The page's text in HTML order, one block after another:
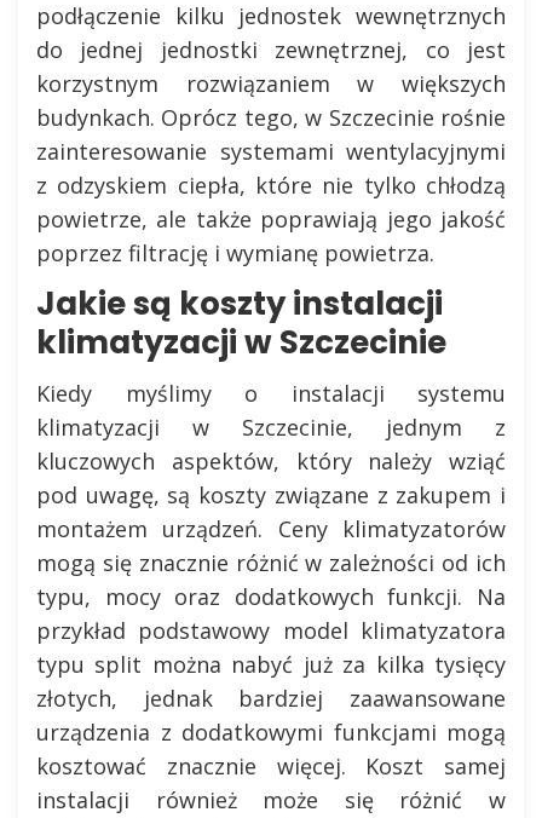
podłączenie kilku jednostek wewnętrznych
do jednej jednostki zewnętrznej, co jest
korzystnym rozwiązaniem w większych
budynkach. Oprócz tego, w Szczecinie rośnie
zainteresowanie systemami wentylacyjnymi
z odzyskiem ciepła, które nie tylko chłodzą
powietrze, ale także poprawiają jego jakość
poprzez filtrację i wymianę powietrza.
Jakie są koszty instalacji
klimatyzacji w Szczecinie
Kiedy myślimy o instalacji systemu
klimatyzacji w Szczecinie, jednym z
kluczowych aspektów, który należy wziąć
pod uwagę, są koszty związane z zakupem i
montażem urządzeń. Ceny klimatyzatorów
mogą się znacznie różnić w zależności od ich
typu, mocy oraz dodatkowych funkcji. Na
przykład podstawowy model klimatyzatora
typu split można nabyć już za kilka tysięcy
złotych, jednak bardziej zaawansowane
urządzenia z dodatkowymi funkcjami mogą
kosztować znacznie więcej. Koszt samej
instalacji również może się różnić w